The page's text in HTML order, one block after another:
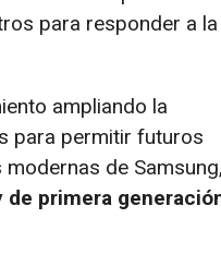
para responder a la
ampliando la
para permitir futuros
de
primera